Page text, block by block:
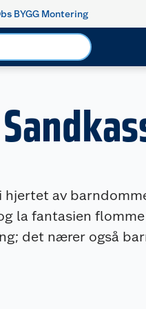
BYGG Montering
hjertet av
la fantasien
det nærer også